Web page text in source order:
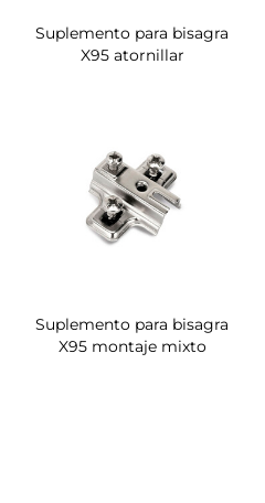
Suplemento para bisagra
X95 atornillar
Suplemento para bisagra
X95 montaje mixto